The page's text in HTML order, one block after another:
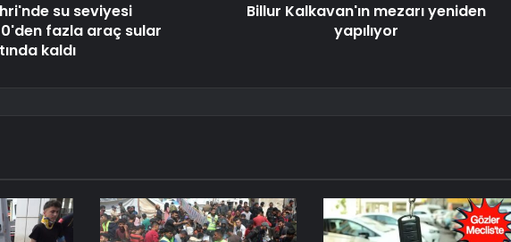
su seviyesi
fazla araç sular
kaldı
Billur Kalkavan'ın mezarı yeniden
yapılıyor